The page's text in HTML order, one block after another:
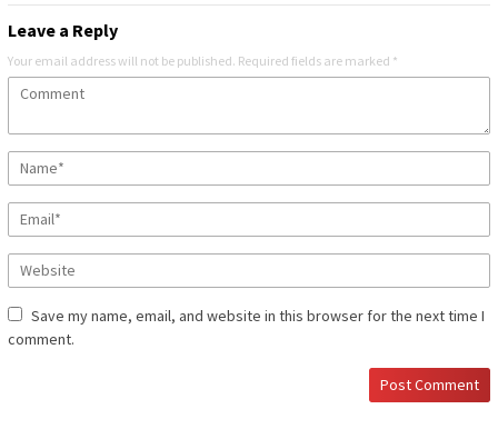
Leave a Reply
Your email address will not be published. Required fields are marked *
Save my name, email, and website in this browser for the next time I
comment.